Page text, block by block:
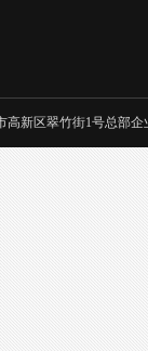
市高新区翠竹街1号